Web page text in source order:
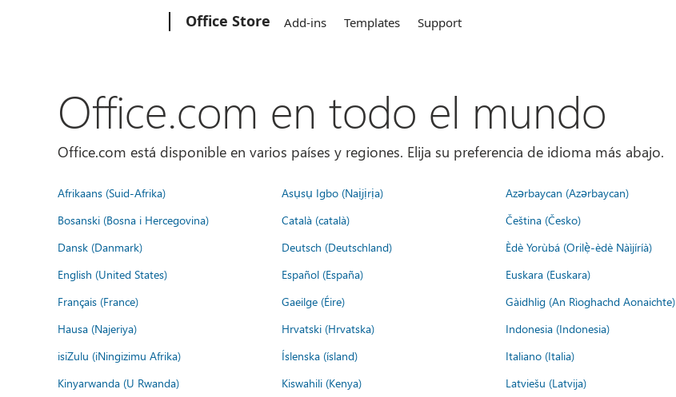
Office Store Add-ins Templates Support
Office.com en todo el mundo
Office.com está disponible en varios países y regiones. Elija su preferencia de idioma más abajo.
Afrikaans (Suid-Afrika) Asụsụ Igbo (Naịjịrịa) Azərbaycan (Azərbaycan)
Bosanski (Bosna i Hercegovina)
Català (català) Čeština (Česko)
Dansk (Danmark)
Deutsch (Deutschland) Èdè Yorùbá (Orilẹ̀-èdè Nàìjíríà)
English (United States)
Español (España) Euskara (Euskara)
Français (France)
Gaeilge (Éire) Gàidhlig (An Rìoghachd Aonaichte)
Hausa (Najeriya)
Hrvatski (Hrvatska) Indonesia (Indonesia)
isiZulu (iNingizimu Afrika)
Íslenska (ísland) Italiano (Italia)
Kinyarwanda (U Rwanda)
Kiswahili (Kenya) Latviešu (Latvija)